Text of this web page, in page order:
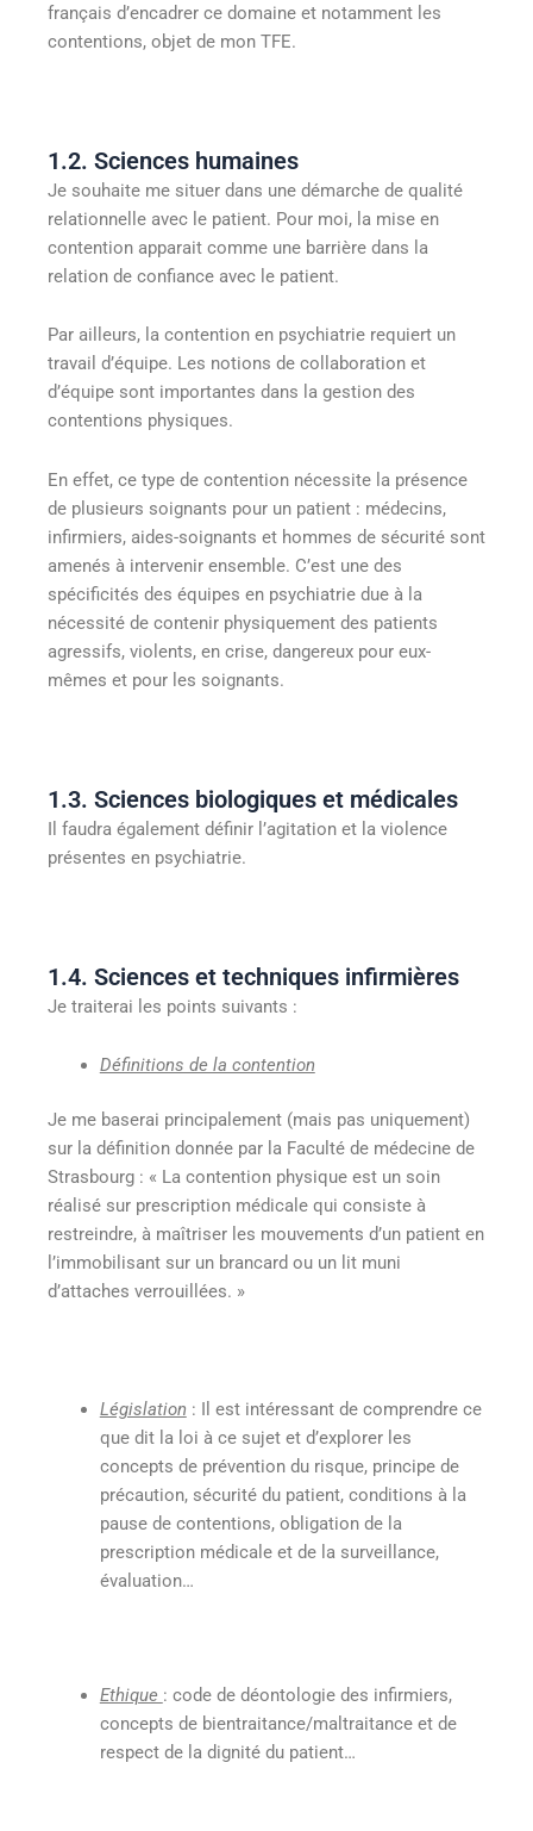
français d’encadrer ce domaine et notamment les
contentions, objet de mon TFE.
1.2. Sciences humaines
Je souhaite me situer dans une démarche de qualité
relationnelle avec le patient. Pour moi, la mise en
contention apparait comme une barrière dans la
relation de confiance avec le patient.
Par ailleurs, la contention en psychiatrie requiert un
travail d’équipe. Les notions de collaboration et
d’équipe sont importantes dans la gestion des
contentions physiques.
En effet, ce type de contention nécessite la présence
de plusieurs soignants pour un patient : médecins,
infirmiers, aides-soignants et hommes de sécurité sont
amenés à intervenir ensemble. C’est une des
spécificités des équipes en psychiatrie due à la
nécessité de contenir physiquement des patients
agressifs, violents, en crise, dangereux pour eux-
mêmes et pour les soignants.
1.3. Sciences biologiques et médicales
Il faudra également définir l’agitation et la violence
présentes en psychiatrie.
1.4. Sciences et techniques infirmières
Je traiterai les points suivants :
Définitions de la contention
Je me baserai principalement (mais pas uniquement)
sur la définition donnée par la Faculté de médecine de
Strasbourg : « La contention physique est un soin
réalisé sur prescription médicale qui consiste à
restreindre, à maîtriser les mouvements d’un patient en
l’immobilisant sur un brancard ou un lit muni
d’attaches verrouillées. »
Législation : Il est intéressant de comprendre ce
que dit la loi à ce sujet et d’explorer les
concepts de prévention du risque, principe de
précaution, sécurité du patient, conditions à la
pause de contentions, obligation de la
prescription médicale et de la surveillance,
évaluation…
Ethique : code de déontologie des infirmiers,
concepts de bientraitance/maltraitance et de
respect de la dignité du patient…